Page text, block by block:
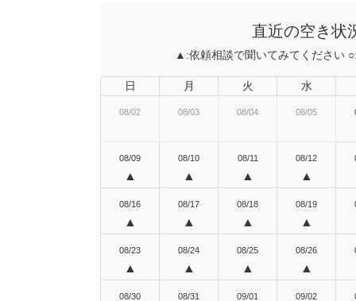
直近の空き状
▲:依頼相談で聞いてみてください ○:
日 月 火 水
08/02 08/03 08/04 08/05
08/09
▲
08/10
▲
08/11
▲
08/12
▲
08/16
▲
08/17
▲
08/18
▲
08/19
▲
08/23
▲
08/24
▲
08/25
▲
08/26
▲
08/30 08/31 09/01 09/02